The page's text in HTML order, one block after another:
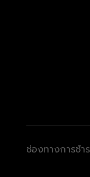
ช่องทางการชำร